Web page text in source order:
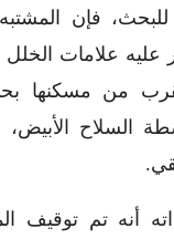
للبحث، فإن
عليه علامات
من مسكنها
السلاح
أنه تم توقيف